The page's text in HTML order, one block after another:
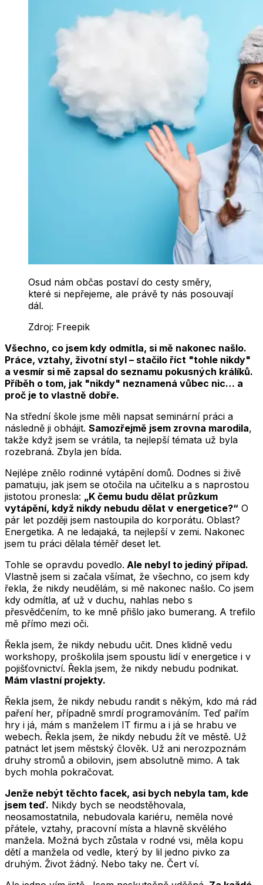
Osud nám občas postaví do cesty směry,
které si nepřejeme, ale právě ty nás posouvají
dál.
Zdroj: Freepik
Všechno, co jsem kdy odmítla, si mě nakonec našlo.
Práce, vztahy, životní styl – stačilo říct "tohle nikdy"
a vesmír si mě zapsal do seznamu pokusných králíků.
Příběh o tom, jak "nikdy" neznamená vůbec nic… a
proč je to vlastně dobře.
Na střední škole jsme měli napsat seminární práci a
následně ji obhájit. Samozřejmě jsem zrovna marodila,
takže když jsem se vrátila, ta nejlepší témata už byla
rozebraná. Zbyla jen bída.
Nejlépe znělo rodinné vytápění domů. Dodnes si živě
pamatuju, jak jsem se otočila na učitelku a s naprostou
jistotou pronesla: „K čemu budu dělat průzkum
vytápění, když nikdy nebudu dělat v energetice?“ O
pár let později jsem nastoupila do korporátu. Oblast?
Energetika. A ne ledajaká, ta nejlepší v zemi. Nakonec
jsem tu práci dělala téměř deset let.
Tohle se opravdu povedlo. Ale nebyl to jediný případ.
Vlastně jsem si začala všímat, že všechno, co jsem kdy
řekla, že nikdy neudělám, si mě nakonec našlo. Co jsem
kdy odmítla, ať už v duchu, nahlas nebo s
přesvědčením, to ke mně přišlo jako bumerang. A trefilo
mě přímo mezi oči.
Řekla jsem, že nikdy nebudu učit. Dnes klidně vedu
workshopy, proškolila jsem spoustu lidí v energetice i v
pojišťovnictví. Řekla jsem, že nikdy nebudu podnikat.
Mám vlastní projekty.
Řekla jsem, že nikdy nebudu randit s někým, kdo má rád
paření her, případně smrdí programováním. Teď pařím
hry i já, mám s manželem IT firmu a i já se hrabu ve
webech. Řekla jsem, že nikdy nebudu žít ve městě. Už
patnáct let jsem městský člověk. Už ani nerozpoznám
druhy stromů a obilovin, jsem absolutně mimo. A tak
bych mohla pokračovat.
Jenže nebýt těchto facek, asi bych nebyla tam, kde
jsem teď. Nikdy bych se neodstěhovala,
neosamostatnila, nebudovala kariéru, neměla nové
přátele, vztahy, pracovní místa a hlavně skvělého
manžela. Možná bych zůstala v rodné vsi, měla kopu
dětí a manžela od vedle, který by lil jedno pivko za
druhým. Život žádný. Nebo taky ne. Čert ví.